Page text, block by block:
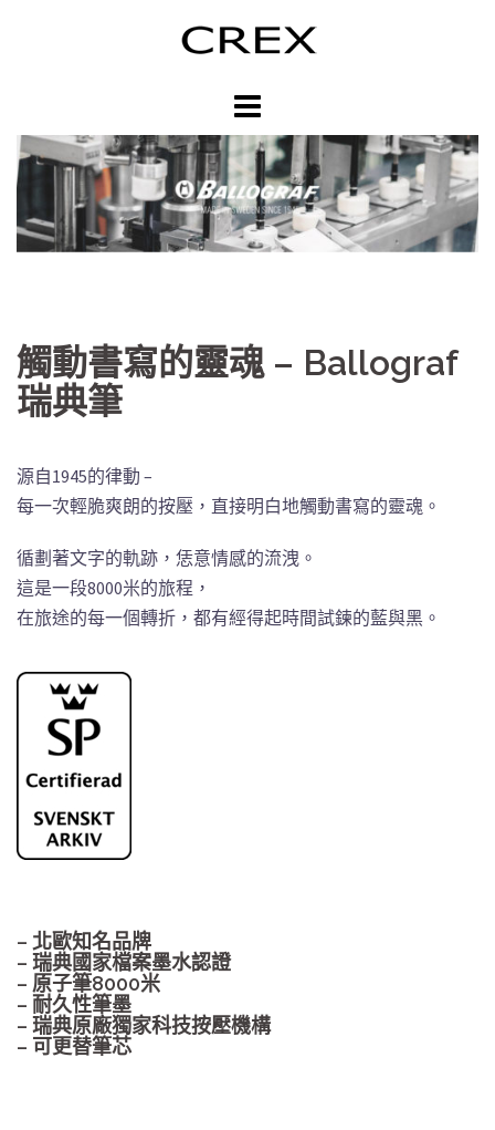
觸動書寫的靈魂 – Ballograf
瑞典筆
源自1945的律動 –
每一次輕脆爽朗的按壓，直接明白地觸動書寫的靈魂。
循劃著文字的軌跡，恁意情感的流洩。
這是一段8000米的旅程，
在旅途的每一個轉折，都有經得起時間試鍊的藍與黑。
– 北歐知名品牌
– 瑞典國家檔案墨水認證
– 原子筆8000米
– 耐久性筆墨
– 瑞典原廠獨家科技按壓機構
– 可更替筆芯